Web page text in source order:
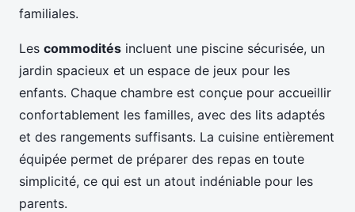
familiales.
Les commodités incluent une piscine sécurisée, un
jardin spacieux et un espace de jeux pour les
enfants. Chaque chambre est conçue pour accueillir
confortablement les familles, avec des lits adaptés
et des rangements suffisants. La cuisine entièrement
équipée permet de préparer des repas en toute
simplicité, ce qui est un atout indéniable pour les
parents.